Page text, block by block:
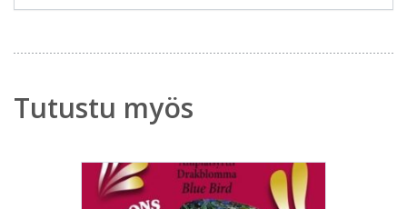
Tutustu myös